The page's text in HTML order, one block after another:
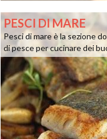
PESCI DI MARE
Pesci di mare è la sezione
di pesce per cucinare dei